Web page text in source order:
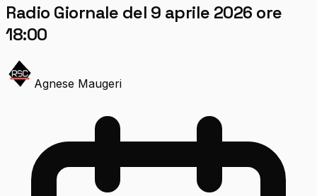
Radio Giornale del 9 aprile 2026 ore
18:00
Agnese Maugeri